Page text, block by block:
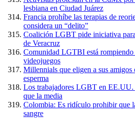
lesbiana en Ciudad Juárez
Francia prohíbe las terapias de
considera un “delito”
Coalición LGBT pide iniciativa
de Veracruz
Comunidad LGTBI está rompiendo
videojuegos
Millennials que eligen a sus amigos
esperma
Los trabajadores LGBT en EE.UU.
que la media
Colombia: Es ridículo prohibir que
sangre